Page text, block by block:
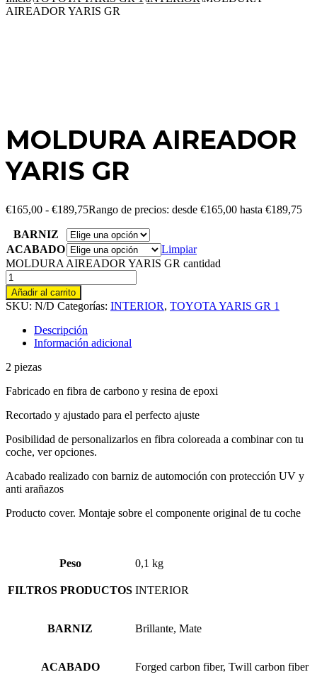
AIREADOR YARIS GR
MOLDURA AIREADOR
YARIS GR
€165,00 - €189,75Rango de precios: desde €165,00 hasta €189,75
BARNIZ
ACABADO
Limpiar
MOLDURA AIREADOR YARIS GR cantidad
Añadir al carrito
SKU: N/D Categorías: INTERIOR, TOYOTA YARIS GR 1
Descripción
Información adicional
2 piezas
Fabricado en fibra de carbono y resina de epoxi
Recortado y ajustado para el perfecto ajuste
Posibilidad de personalizarlos en fibra coloreada a combinar con tu
coche, ver opciones.
Acabado realizado con barniz de automoción con protección UV y
anti arañazos
Producto cover. Montaje sobre el componente original de tu coche
Peso 0,1 kg
FILTROS PRODUCTOS INTERIOR
BARNIZ Brillante, Mate
ACABADO Forged carbon fiber, Twill carbon fiber